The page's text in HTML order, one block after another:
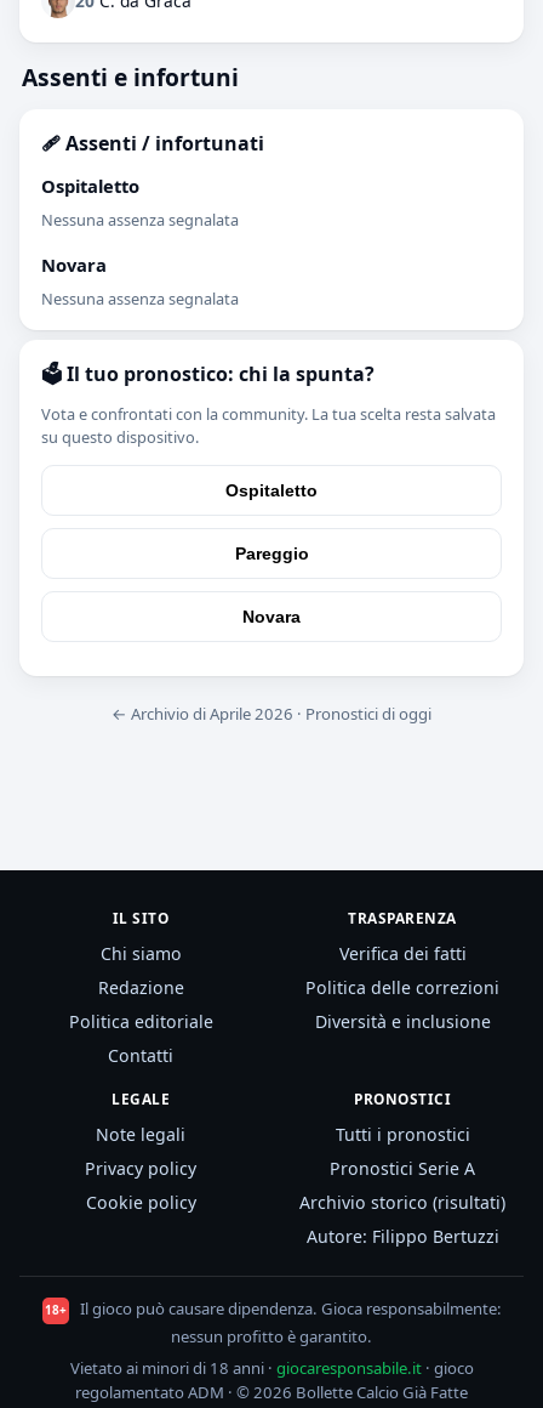
Assenti e infortuni
🩹 Assenti / infortunati
Ospitaletto
Nessuna assenza segnalata
Novara
Nessuna assenza segnalata
🗳️ Il tuo pronostico: chi la spunta?
Vota e confrontati con la community. La tua scelta resta salvata
su questo dispositivo.
Ospitaletto
Pareggio
Novara
← Archivio di Aprile 2026 · Pronostici di oggi
IL SITO
Chi siamo
Redazione
Politica editoriale
Contatti
TRASPARENZA
Verifica dei fatti
Politica delle correzioni
Diversità e inclusione
LEGALE
Note legali
Privacy policy
Cookie policy
PRONOSTICI
Tutti i pronostici
Pronostici Serie A
Archivio storico (risultati)
Autore: Filippo Bertuzzi
18+
Il gioco può causare dipendenza. Gioca responsabilmente:
nessun profitto è garantito.
Vietato ai minori di 18 anni · giocaresponsabile.it· gioco
regolamentato ADM · © 2026 Bollette Calcio Già Fatte